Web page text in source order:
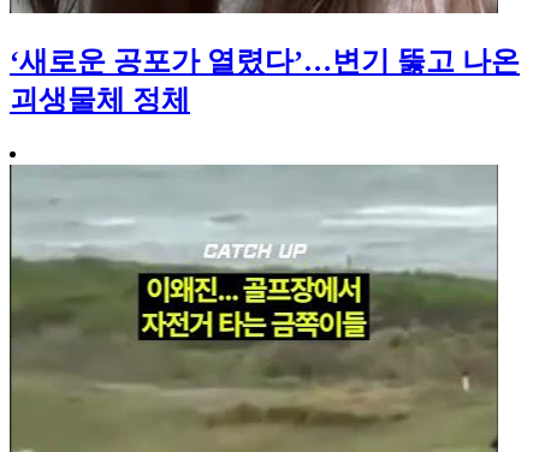
‘새로운 공포가 열렸다’…변기 뚫고 나온
괴생물체 정체